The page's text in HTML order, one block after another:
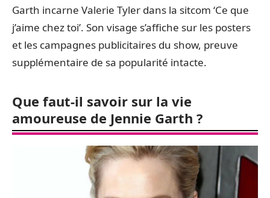
Garth incarne Valerie Tyler dans la sitcom ‘Ce que
j’aime chez toi’. Son visage s’affiche sur les posters
et les campagnes publicitaires du show, preuve
supplémentaire de sa popularité intacte.
Que faut-il savoir sur la vie
amoureuse de Jennie Garth ?